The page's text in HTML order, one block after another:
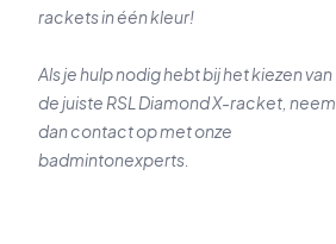
rackets in één kleur!
Als je hulp nodig hebt bij het kiezen van
de juiste RSL Diamond X-racket, neem
dan contact op met onze
badmintonexperts.